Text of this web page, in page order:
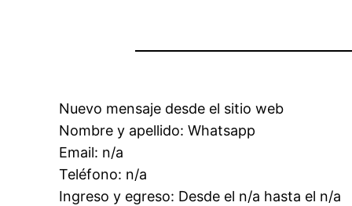
Nuevo mensaje desde el sitio web
Nombre y apellido: Whatsapp
Email: n/a
Teléfono: n/a
Ingreso y egreso: Desde el n/a hasta el n/a